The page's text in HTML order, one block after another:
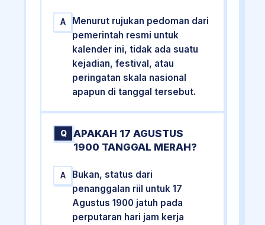
A
Menurut rujukan pedoman dari
pemerintah resmi untuk
kalender ini, tidak ada suatu
kejadian, festival, atau
peringatan skala nasional
apapun di tanggal tersebut.
Q
APAKAH 17 AGUSTUS
1900 TANGGAL MERAH?
A
Bukan, status dari
penanggalan riil untuk 17
Agustus 1900 jatuh pada
perputaran hari jam kerja